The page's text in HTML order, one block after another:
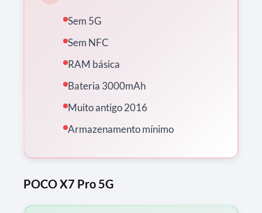
Sem 5G
Sem NFC
RAM básica
Bateria 3000mAh
Muito antigo 2016
Armazenamento mínimo
POCO X7 Pro 5G